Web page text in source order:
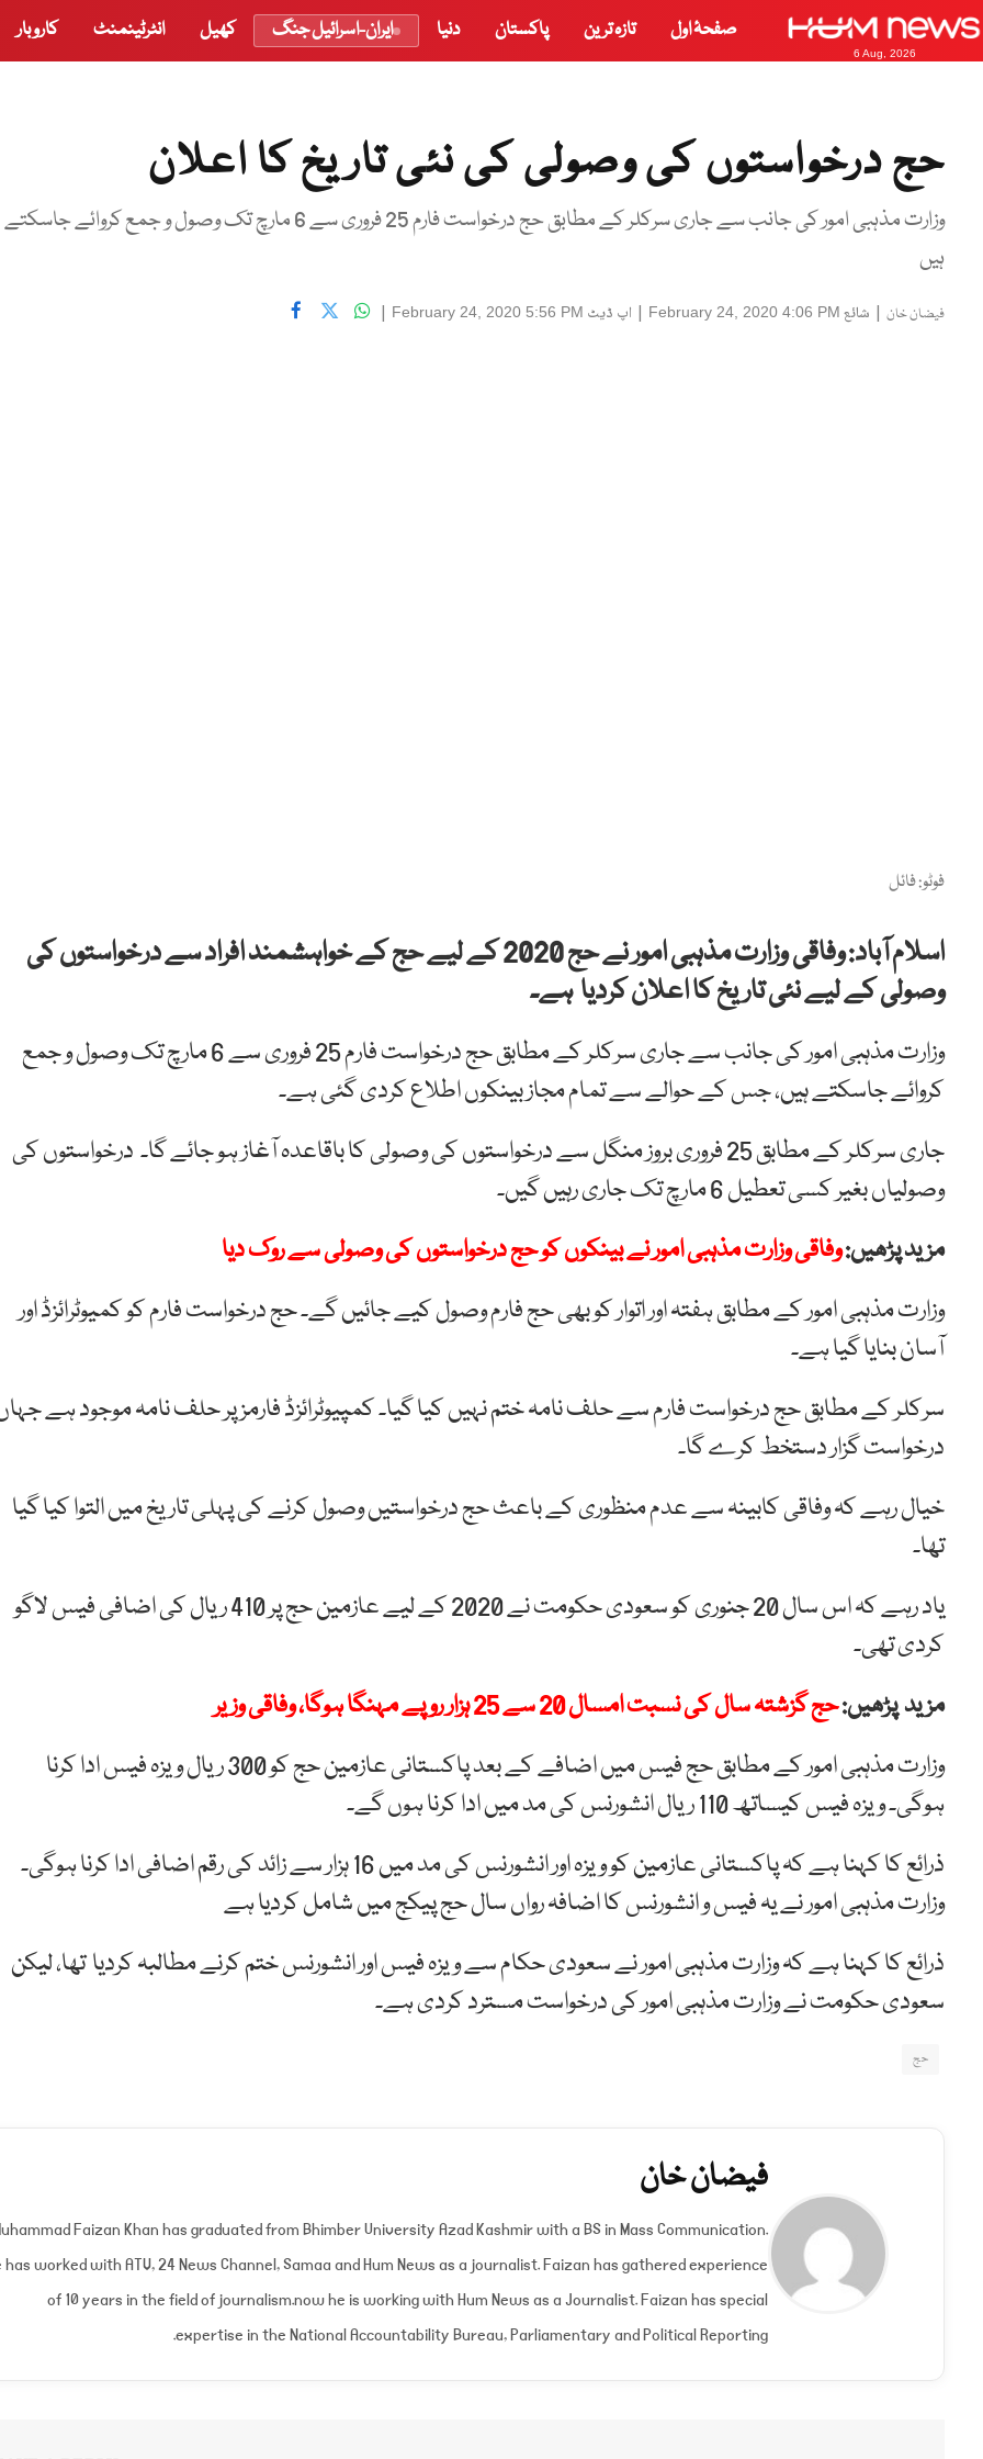
6 Aug, 2026
صفحۂ اول تازہ ترین پاکستان دنیا ایران-اسرائیل جنگ کھیل انٹرٹینمنٹ کاروبار
حج درخواستوں کی وصولی کی نئی تاریخ کا اعلان
وزارت مذہبی امور کی جانب سے جاری سرکلر کے مطابق حج درخواست فارم 25 فروری سے 6 مارچ تک وصول و جمع کروائے جاسکتے
ہیں
فیضان خان | شائع February 24, 2020 4:06 PM
| اپ ڈیٹ February 24, 2020 5:56 PM
|
فوٹو: فائل
اسلام آباد: وفاقی وزارت مذہبی امور نے حج 2020 کے لیے حج کے خواہشمند افراد سے درخواستوں کی
وصولی کے لیے نئی تاریخ کا اعلان کردیا ہے۔
وزارت مذہبی امور کی جانب سے جاری سرکلر کے مطابق حج درخواست فارم 25 فروری سے 6 مارچ تک وصول و جمع
کروائے جاسکتے ہیں، جس کے حوالے سے تمام مجاز بینکوں اطلاع کردی گئی ہے۔
جاری سرکلر کے مطابق 25 فروری بروز منگل سے درخواستوں کی وصولی کا باقاعدہ آغاز ہو جائے گا۔ درخواستوں کی
وصولیاں بغیر کسی تعطیل 6 مارچ تک جاری رہیں گیں۔
مزید پڑھیں:وفاقی وزارت مذہبی امور نے بینکوں کو حج درخواستوں کی وصولی سے روک دیا
وزارت مذہبی امور کے مطابق ہفتہ اور اتوار کو بھی حج فارم وصول کیے جائیں گے۔ حج درخواست فارم کو کمیوٹرائزڈ اور
آسان بنایا گیا ہے۔
سرکلر کے مطابق حج درخواست فارم سے حلف نامہ ختم نہیں کیا گیا۔ کمپیوٹرائزڈ فارمز پر حلف نامہ موجود ہے
درخواست گزار دستخط کرے گا۔
خیال رہے کہ وفاقی کابینہ سے عدم منظوری کے باعث حج درخواستیں وصول کرنے کی پہلی تاریخ میں التوا کیا گیا
تھا۔
یاد رہے کہ اس سال 20 جنوری کو سعودی حکومت نے 2020 کے لیے عازمین حج پر 410 ریال کی اضافی فیس لاگو
کردی تھی۔
مزید پڑھیں:حج گزشتہ سال کی نسبت امسال 20 سے 25 ہزار روپے مہنگا ہوگا، وفاقی وزیر
وزارت مذہبی امور کے مطابق حج فیس میں اضافے کے بعد پاکستانی عازمین حج کو 300 ریال ویزہ فیس ادا کرنا
ہوگی۔ ویزہ فیس کیساتھ 110 ریال انشورنس کی مد میں ادا کرنا ہوں گے۔
ذرائع کا کہنا ہے کہ پاکستانی عازمین کو ویزہ اور انشورنس کی مد میں 16 ہزار سے زائد کی رقم اضافی ادا کرنا ہوگی۔
وزارت مذہبی امور نے یہ فیس و انشورنس کا اضافہ رواں سال حج پیکج میں شامل کردیا ہے
ذرائع کا کہنا ہے کہ وزارت مذہبی امور نے سعودی حکام سے ویزہ فیس اور انشورنس ختم کرنے مطالبہ کردیا تھا، لیکن
سعودی حکومت نے وزارت مذہبی امور کی درخواست مسترد کردی ہے۔
حج
فیضان خان
Faizan Khan has graduated from Bhimber University Azad Kashmir with a BS in Mass Communication.
has worked with ATV, 24 News Channel, Samaa and Hum News as a journalist. Faizan has gathered experience
of 10 years in the field of journalism.now he is working with Hum News as a Journalist. Faizan has special
expertise in the National Accountability Bureau, Parliamentary and Political Reporting.